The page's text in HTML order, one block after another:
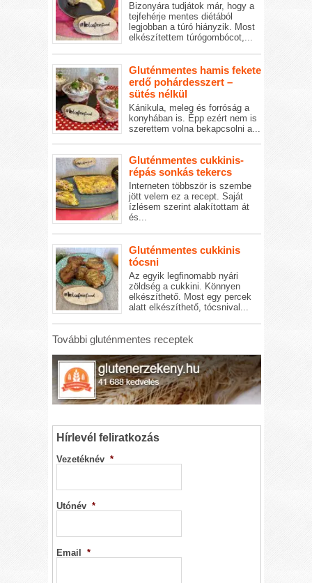
Bizonyára tudjátok már, hogy a
tejfehérje mentes diétából
legjobban a túró hiányzik. Most
elkészítettem túrógombócot,...
Gluténmentes hamis fekete
erdő pohárdesszert –
sütés nélkül
Kánikula, meleg és forróság a
konyhában is. Épp ezért nem is
szerettem volna bekapcsolni a...
Gluténmentes cukkinis-
répás sonkás tekercs
Interneten többször is szembe
jött velem ez a recept. Saját
ízlésem szerint alakítottam át
és...
Gluténmentes cukkinis
tócsni
Az egyik legfinomabb nyári
zöldség a cukkini. Könnyen
elkészíthető. Most egy percek
alatt elkészíthető, tócsnival...
További gluténmentes receptek
Hírlevél feliratkozás
Vezetéknév *
Utónév *
Email *